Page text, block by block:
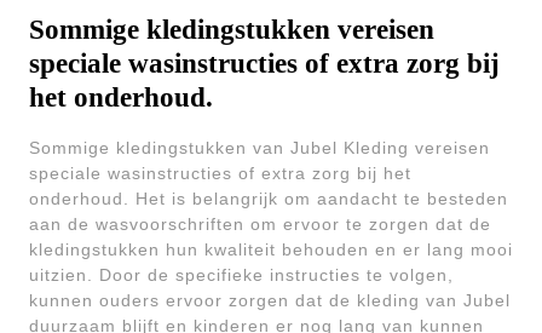
Sommige kledingstukken vereisen
speciale wasinstructies of extra zorg bij
het onderhoud.
Sommige kledingstukken van Jubel Kleding vereisen
speciale wasinstructies of extra zorg bij het
onderhoud. Het is belangrijk om aandacht te besteden
aan de wasvoorschriften om ervoor te zorgen dat de
kledingstukken hun kwaliteit behouden en er lang mooi
uitzien. Door de specifieke instructies te volgen,
kunnen ouders ervoor zorgen dat de kleding van Jubel
duurzaam blijft en kinderen er nog lang van kunnen